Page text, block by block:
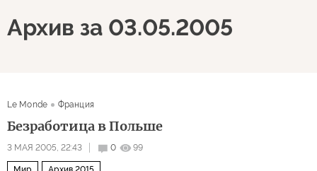
Архив за 03.05.2005
Le Monde Франция
Безработица в Польше
3 МАЯ 2005, 22:43 0 99